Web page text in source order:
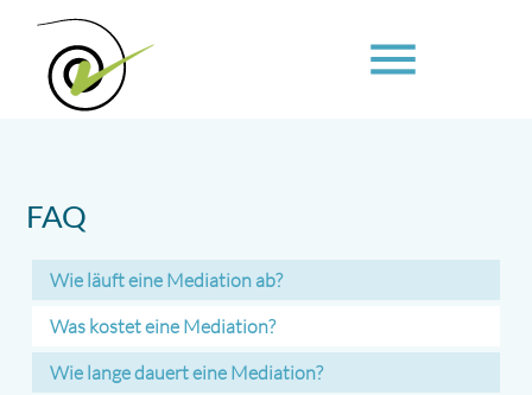
menu
FAQ
Wie läuft eine Mediation ab?
Was kostet eine Mediation?
Wie lange dauert eine Mediation?